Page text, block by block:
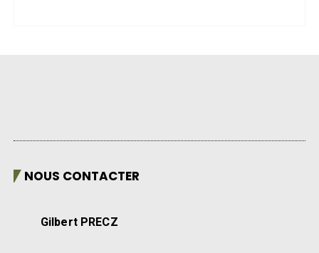
NOUS CONTACTER
Gilbert PRECZ